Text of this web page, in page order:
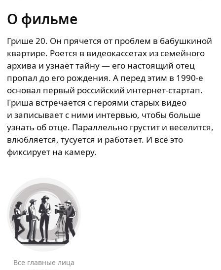
О фильме
Грише 20. Он прячется от проблем в бабушкиной
квартире. Роется в видеокассетах из семейного
архива и узнаёт тайну — его настоящий отец
пропал до его рождения. А перед этим в 1990-е
основал первый российский интернет-стартап.
Гриша встречается с героями старых видео
и записывает с ними интервью, чтобы больше
узнать об отце. Параллельно грустит и веселится,
влюбляется, тусуется и работает. И всё это
фиксирует на камеру.
Все главные лица